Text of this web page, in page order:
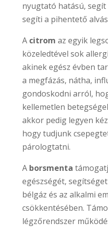
nyugtató hatású,
segíti a pihentető
A citrom az egyik
közeledtével sok
akinek egész évben
a megfázás, nátha,
gondoskodni arról,
kellemetlen
akkor pedig legyen
hogy tudjunk
párologtatni.
A borsmenta
egészségét,
bélgáz és az alkalmi
csökkentésében.
légzőrendszer